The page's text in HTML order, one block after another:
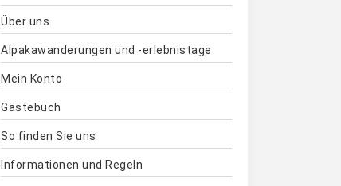
Über uns
Alpakawanderungen und -erlebnistage
Mein Konto
Gästebuch
So finden Sie uns
Informationen und Regeln